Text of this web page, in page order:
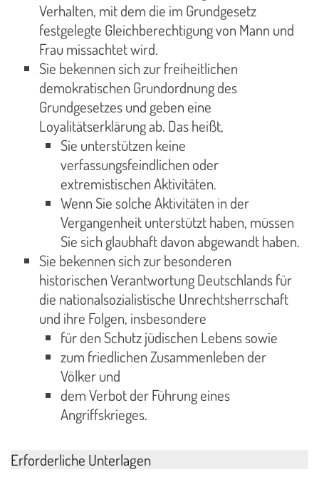
Verhalten, mit dem die im Grundgesetz
festgelegte Gleichberechtigung von Mann und
Frau missachtet wird.
Sie bekennen sich zur freiheitlichen
demokratischen Grundordnung des
Grundgesetzes und geben eine
Loyalitätserklärung ab. Das heißt,
Sie unterstützen keine
verfassungsfeindlichen oder
extremistischen Aktivitäten.
Wenn Sie solche Aktivitäten in der
Vergangenheit unterstützt haben, müssen
Sie sich glaubhaft davon abgewandt haben.
Sie bekennen sich zur besonderen
historischen Verantwortung Deutschlands für
die nationalsozialistische Unrechtsherrschaft
und ihre Folgen, insbesondere
für den Schutz jüdischen Lebens sowie
zum friedlichen Zusammenleben der
Völker und
dem Verbot der Führung eines
Angriffskrieges.
Erforderliche Unterlagen